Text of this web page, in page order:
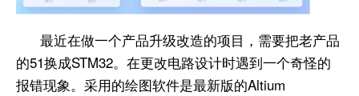
最近在做一个产品升级改造的项目，需要把老产品
的51换成STM32。在更改电路设计时遇到一个奇怪的
报错现象。采用的绘图软件是最新版的Altium